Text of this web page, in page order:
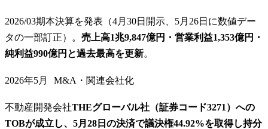
2026/03期本決算を発表（4月30日開示、5月26日に数値デー
タの一部訂正）。 売上高1兆9,847億円・営業利益1,353億円・
純利益990億円と過去最高を更新。
2026年5月 M&A・関連会社化
不動産開発会社THEグローバル社（証券コード3271）への
TOBが成立し、5月28日の決済で議決権44.92%を取得し持分